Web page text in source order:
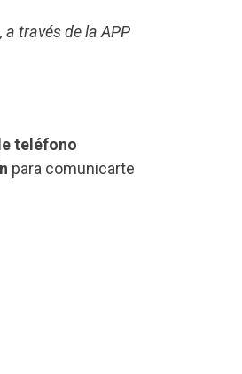
través de la APP
teléfono
para comunicarte